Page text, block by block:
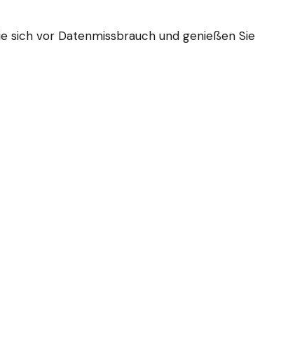
sich vor Datenmissbrauch und genießen Sie